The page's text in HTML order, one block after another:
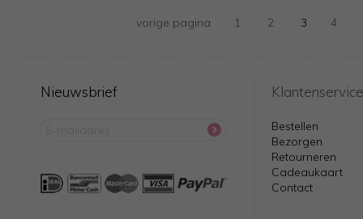
vorige pagina 1 2 3 4
Nieuwsbrief Klantenservice
Bestellen
Bezorgen
Retourneren
Cadeaukaart
Contact